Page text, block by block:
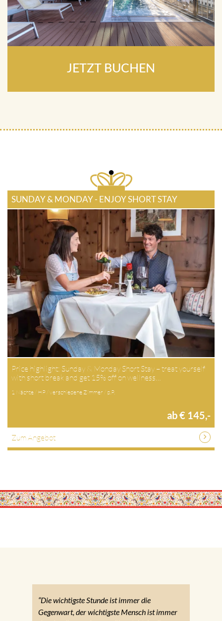
JETZT BUCHEN
SUNDAY & MONDAY - ENJOY SHORT STAY
Price highlight: Sunday & Monday Short Stay – treat yourself
with short break and get 15% off on wellness…
1 Nächte / HP / verschiedene Zimmer / p.P.
ab € 145,-
Zum Angebot
“Die wichtigste Stunde ist immer die
Gegenwart, der wichtigste Mensch ist immer